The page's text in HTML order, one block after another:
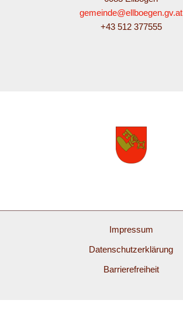
gemeinde@ellboegen.gv.at
+43 512 377555
Impressum
Datenschutzerklärung
Barrierefreiheit